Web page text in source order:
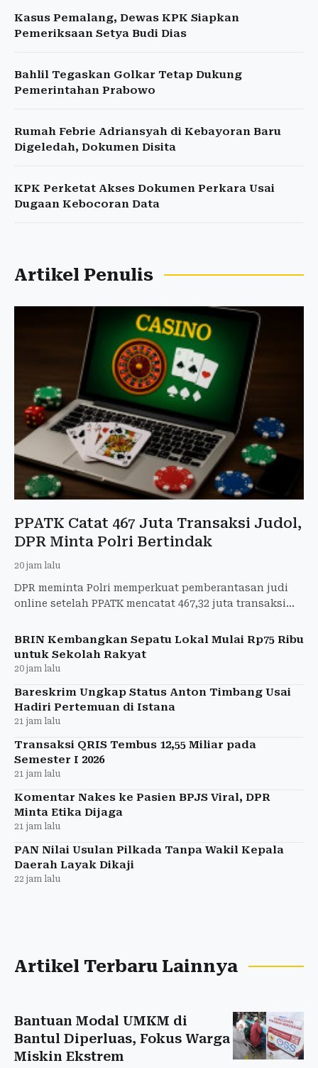
Kasus Pemalang, Dewas KPK Siapkan
Pemeriksaan Setya Budi Dias
Bahlil Tegaskan Golkar Tetap Dukung
Pemerintahan Prabowo
Rumah Febrie Adriansyah di Kebayoran Baru
Digeledah, Dokumen Disita
KPK Perketat Akses Dokumen Perkara Usai
Dugaan Kebocoran Data
Artikel Penulis
PPATK Catat 467 Juta Transaksi Judol,
DPR Minta Polri Bertindak
20 jam lalu
DPR meminta Polri memperkuat pemberantasan judi
online setelah PPATK mencatat 467,32 juta transaksi
BRIN Kembangkan Sepatu Lokal Mulai Rp75 Ribu
untuk Sekolah Rakyat
20 jam lalu
Bareskrim Ungkap Status Anton Timbang Usai
Hadiri Pertemuan di Istana
21 jam lalu
Transaksi QRIS Tembus 12,55 Miliar pada
Semester I 2026
21 jam lalu
Komentar Nakes ke Pasien BPJS Viral, DPR
Minta Etika Dijaga
21 jam lalu
PAN Nilai Usulan Pilkada Tanpa Wakil Kepala
Daerah Layak Dikaji
22 jam lalu
Artikel Terbaru Lainnya
Bantuan Modal UMKM di
Bantul Diperluas, Fokus Warga
Miskin Ekstrem